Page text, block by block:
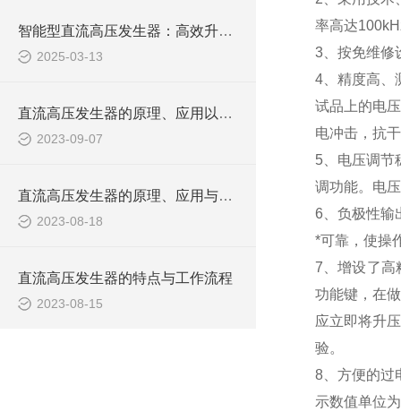
智能型直流高压发生器：高效升压，稳定输出，为您的高压测试提供坚实保障
2025-03-13
直流高压发生器的原理、应用以及在电力工程中的重要性
2023-09-07
直流高压发生器的原理、应用与安全操作
2023-08-18
直流高压发生器的特点与工作流程
2023-08-15
率高达
3、按免维修
4、精度高、
试品上的电
电冲击，抗
5、电压调节
调功能。电
6 、负极性
*可靠，使操
7 、增设了高
功能键，在
应立即将升
验。
8、方便的过
示数值单位为